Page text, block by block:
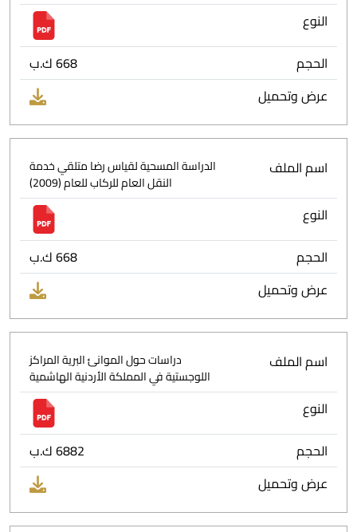
النوع
الحجم
668 ك.ب
عرض وتحميل
اسم الملف
الدراسة المسحية لقياس رضا متلقي خدمة
النقل العام للركاب للعام (2009)
النوع
الحجم
668 ك.ب
عرض وتحميل
اسم الملف
دراسات حول الموانئ البرية المراكز
اللوجستية في المملكة الأردنية الهاشمية
النوع
الحجم
6882 ك.ب
عرض وتحميل